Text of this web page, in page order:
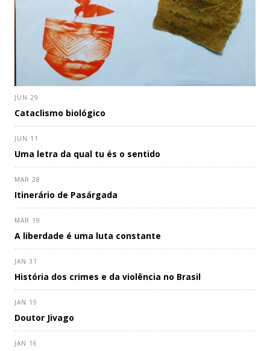
JUN 29
Cataclismo biológico
JUN 11
Uma letra da qual tu és o sentido
MAR 28
Itinerário de Pasárgada
MAR 19
A liberdade é uma luta constante
JAN 31
História dos crimes e da violência no Brasil
JAN 19
Doutor Jivago
JAN 16